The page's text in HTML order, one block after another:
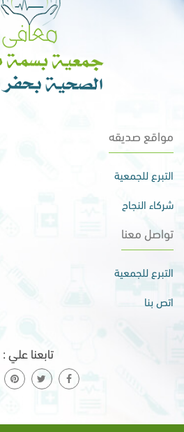
مواقع صديقه
التبرع للجمعية
شركاء النجاح
تواصل معنا
التبرع للجمعية
اتص بنا
تابعنا علي :